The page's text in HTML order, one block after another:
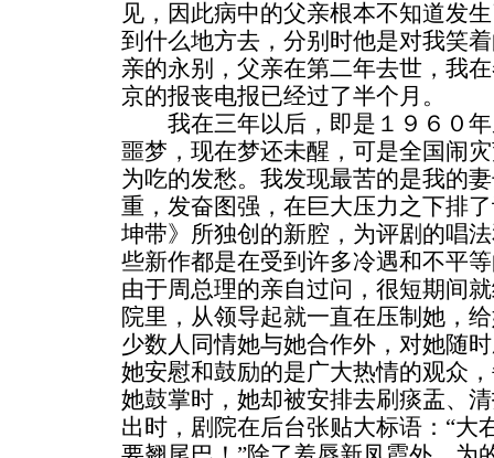
见，因此病中的父亲根本不知道发
到什么地方去，分别时他是对我笑
亲的永别，父亲在第二年去世，我
京的报丧电报已经过了半个月。
我在三年以后，即是１９６０年
噩梦，现在梦还未醒，可是全国闹
为吃的发愁。我发现最苦的是我的
重，发奋图强，在巨大压力之下排
坤带》所独创的新腔，为评剧的唱
些新作都是在受到许多冷遇和不平
由于周总理的亲自过问，很短期间
院里，从领导起就一直在压制她，
少数人同情她与她合作外，对她随
她安慰和鼓励的是广大热情的观众
她鼓掌时，她却被安排去刷痰盂、
出时，剧院在后台张贴大标语：“大